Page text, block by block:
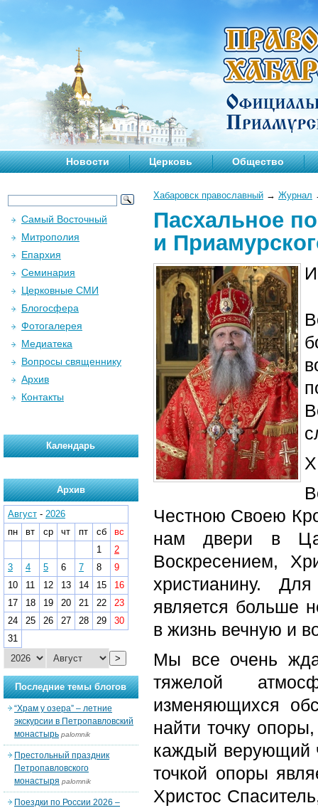
Новости Церковь Общество
Хабаровск православный → Журнал
Пасхальное
и
Честною Своею
нам двери в
Воскресением,
христианину.
является больше
в жизнь вечную и
Мы все очень
тяжелой
изменяющихся
найти точку
каждый верующий
точкой опоры
Христос
Самый Восточный
Митрополия
Епархия
Семинария
Церковные СМИ
Блогосфера
Фотогалерея
Медиатека
Вопросы священнику
Архив
Контакты
Календарь
Архив
Август - 2026
пн
вт ср чт пт сб
вс
1
2
3
4 5 6 7 8
9
10
11 12 13 14 15
16
17
18 19 20 21 22
23
24
25 26 27 28 29
30
31
>
Последние темы блогов
“Храм у озера” – летние
экскурсии в Петропавловский
монастырь palomnik
Престольный праздник
Петропавловского
монастыря palomnik
Поездки по России 2026 –